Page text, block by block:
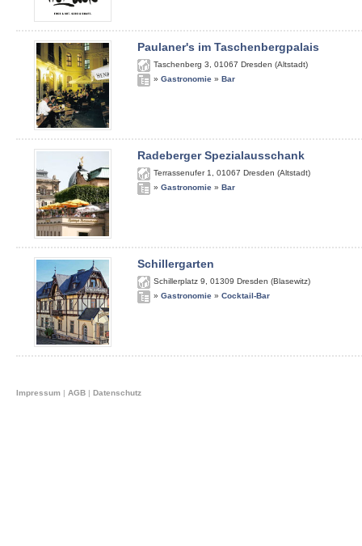
Paulaner's im Taschenbergpalais
Taschenberg 3 01067 Dresden (Altstadt)
» Gastronomie » Bar
Radeberger Spezialausschank
Terrassenufer 1 01067 Dresden (Altstadt)
» Gastronomie » Bar
Schillergarten
Schillerplatz 9 01309 Dresden (Blasewitz)
» Gastronomie » Cocktail-Bar
Impressum | AGB | Datenschutz